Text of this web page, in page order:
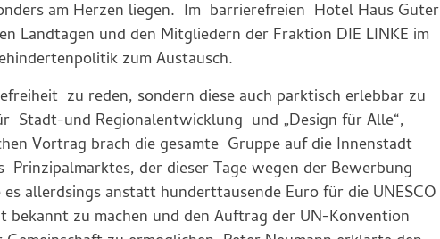
am Herzen liegen. Im barrierefreien Hotel Haus Guter
Landtagen und den Mitgliedern der Fraktion DIE LINKE im
zum Austausch.
zu reden, sondern diese auch parktisch erlebbar zu
Stadt-und Regionalentwicklung und „Design für Alle“,
Vortrag brach die gesamte Gruppe auf die Innenstadt
der dieser Tage wegen der Bewerbung
allerdsings anstatt hunderttausende Euro für die UNESCO
zu machen und den Auftrag der UN-Konvention